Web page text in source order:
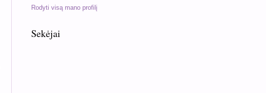
Rodyti visą mano profilį
Sekėjai